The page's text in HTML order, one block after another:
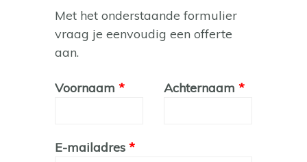
Met het onderstaande formulier
vraag je eenvoudig een offerte
aan.
Leave
Voornaam Achternaam
E-mailadres